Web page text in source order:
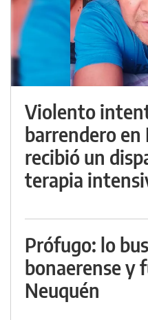
Violento
barrendero en
recibió un
terapia
Prófugo: lo
bonaerense y
Neuquén